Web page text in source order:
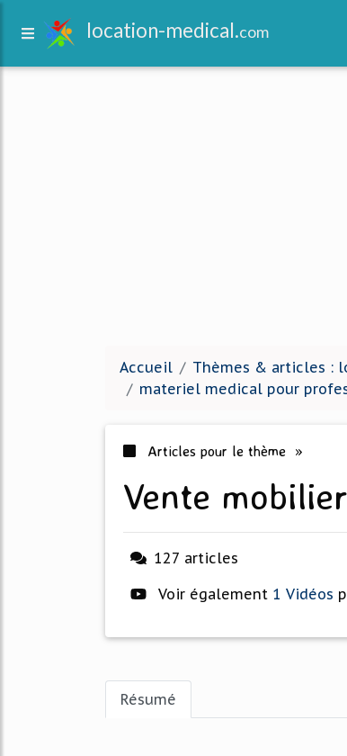
location-medical.com
Accueil
Thèmes & articles :
materiel medical pour
Articles pour le thème »
vente
127 articles
Voir également 1 Vidéos
Résumé